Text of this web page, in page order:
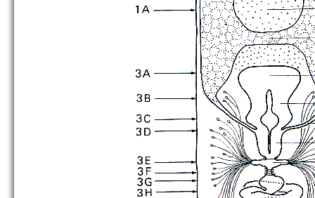
[no figure]